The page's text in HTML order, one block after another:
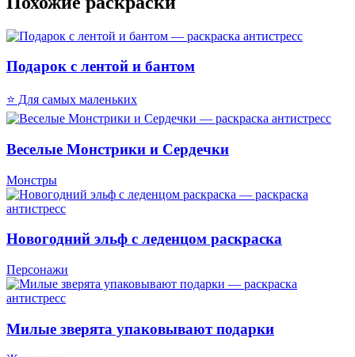
Подарок с лентой и бантом
⭐ Для самых маленьких
Веселые Монстрики и Сердечки
Монстры
Новогодний эльф с леденцом раскраска
Персонажи
Милые зверята упаковывают подарки